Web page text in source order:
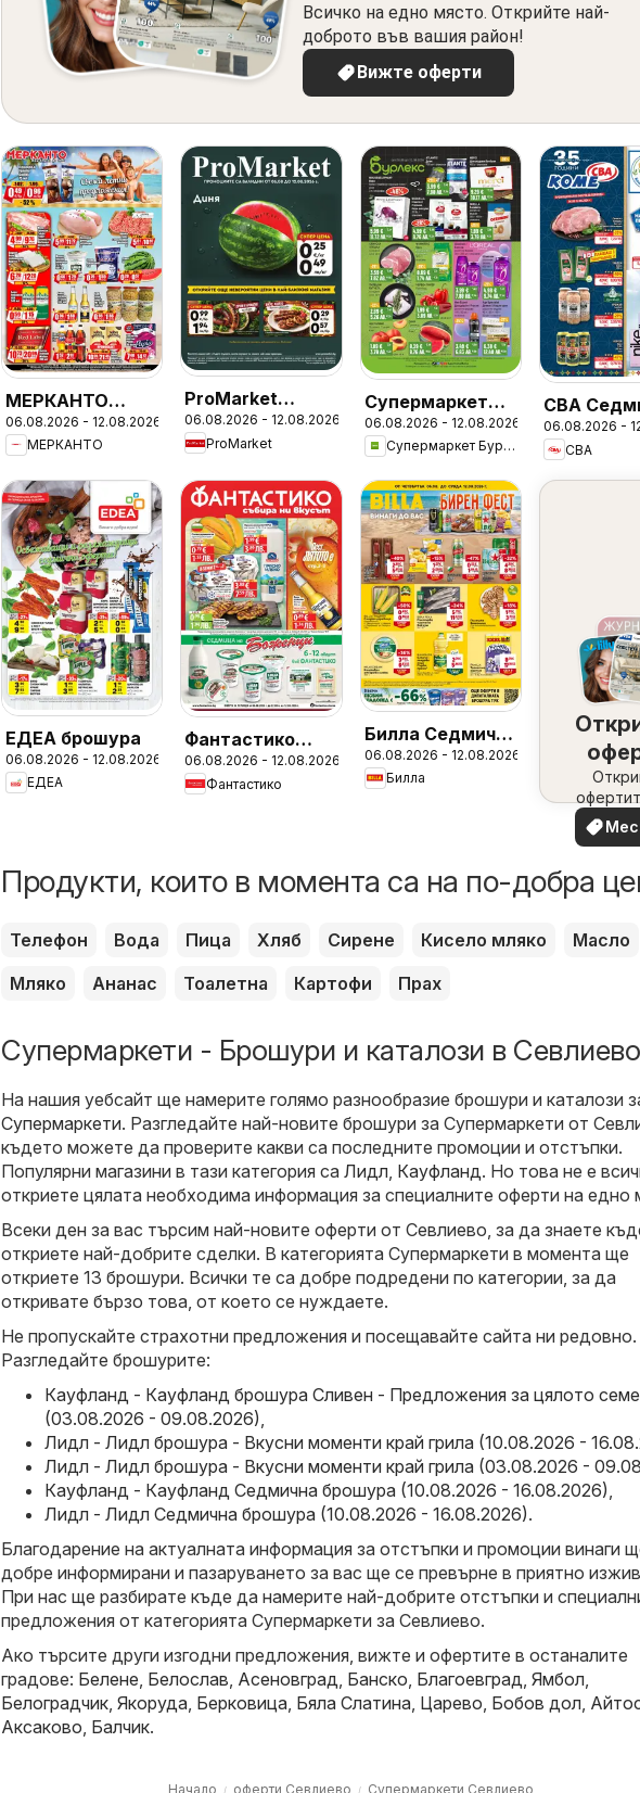
Всичко на едно място. Открийте най-
доброто във вашия район!
Вижте оферти
МЕРКАНТО
брошура
06.08.2026 - 12.08.2026
МЕРКАНТО
ProMarket
брошура
06.08.2026 - 12.08.2026
ProMarket
Супермаркет
Бурлекс
брошура
06.08.2026 - 12.08.2026
Супермаркет Бурлекс
CBA
брошура
06.08.2026 -
CBA
ЕДЕА брошура
06.08.2026 - 12.08.2026
ЕДЕА
Фантастико
Седмична
брошура
06.08.2026 - 12.08.2026
Фантастико
Билла Седмична
брошура
06.08.2026 - 12.08.2026
Билла
вашия
Продукти, които в момента са на по-добра
Телефон Вода Пица Хляб Сирене Кисело мляко
Масло
Мляко
Ананас Тоалетна Картофи Прах
Супермаркети - Брошури и каталози в Севлиево
На нашия уебсайт ще намерите голямо разнообразие брошури и каталози
Супермаркети. Разгледайте най-новите брошури за Супермаркети от
където можете да проверите какви са последните промоции и отстъпки.
Популярни магазини в тази категория са Лидл, Кауфланд. Но това не е
откриете цялата необходима информация за специалните оферти на едно
Всеки ден за вас търсим най-новите оферти от Севлиево, за да знаете
откриете най-добрите сделки. В категорията Супермаркети в момента ще
откриете 13 брошури. Всички те са добре подредени по категории, за да
откривате бързо това, от което се нуждаете.
Не пропускайте страхотни предложения и посещавайте сайта ни редовно.
Разгледайте брошурите:
Кауфланд - Кауфланд брошура Сливен - Предложения за цялото
(03.08.2026 - 09.08.2026),
Лидл - Лидл брошура - Вкусни моменти край грила (10.08.2026 -
Лидл - Лидл брошура - Вкусни моменти край грила (03.08.2026 -
Кауфланд - Кауфланд Седмична брошура (10.08.2026 - 16.08.2026),
Лидл - Лидл Седмична брошура (10.08.2026 - 16.08.2026).
Благодарение на актуалната информация за отстъпки и промоции винаги
добре информирани и пазаруването за вас ще се превърне в приятно
При нас ще разбирате къде да намерите най-добрите отстъпки и
предложения от категорията Супермаркети за Севлиево.
Ако търсите други изгодни предложения, вижте и офертите в останалите
градове: Белене, Белослав, Асеновград, Банско, Благоевград, Ямбол,
Белоградчик, Якоруда, Берковица, Бяла Слатина, Царево, Бобов дол,
Аксаково, Балчик.
Начало оферти Севлиево Супермаркети Севлиево